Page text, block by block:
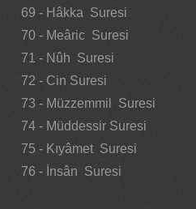
69 - Hâkka Suresi
70 - Meâric Suresi
71 - Nûh Suresi
72 - Cin Suresi
73 - Müzzemmil Suresi
74 - Müddessir Suresi
75 - Kıyâmet Suresi
76 - İnsân Suresi